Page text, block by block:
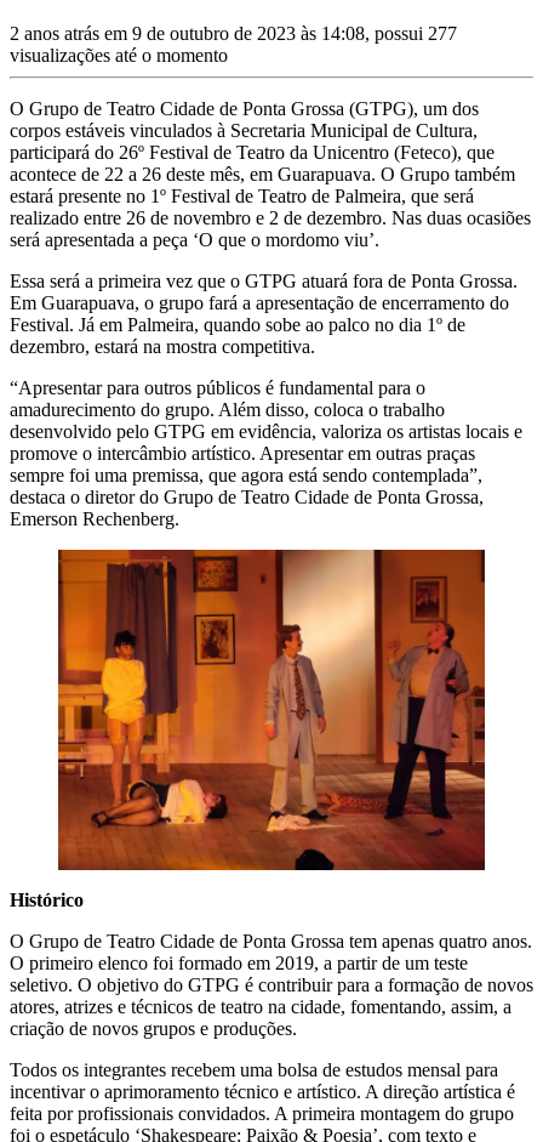
2 anos atrás em 9 de outubro de 2023 às 14:08, possui 277
visualizações até o momento
O Grupo de Teatro Cidade de Ponta Grossa (GTPG), um dos
corpos estáveis vinculados à Secretaria Municipal de Cultura,
participará do 26º Festival de Teatro da Unicentro (Feteco), que
acontece de 22 a 26 deste mês, em Guarapuava. O Grupo também
estará presente no 1º Festival de Teatro de Palmeira, que será
realizado entre 26 de novembro e 2 de dezembro. Nas duas ocasiões
será apresentada a peça ‘O que o mordomo viu’.
Essa será a primeira vez que o GTPG atuará fora de Ponta Grossa.
Em Guarapuava, o grupo fará a apresentação de encerramento do
Festival. Já em Palmeira, quando sobe ao palco no dia 1º de
dezembro, estará na mostra competitiva.
“Apresentar para outros públicos é fundamental para o
amadurecimento do grupo. Além disso, coloca o trabalho
desenvolvido pelo GTPG em evidência, valoriza os artistas locais e
promove o intercâmbio artístico. Apresentar em outras praças
sempre foi uma premissa, que agora está sendo contemplada”,
destaca o diretor do Grupo de Teatro Cidade de Ponta Grossa,
Emerson Rechenberg.
Histórico
O Grupo de Teatro Cidade de Ponta Grossa tem apenas quatro anos.
O primeiro elenco foi formado em 2019, a partir de um teste
seletivo. O objetivo do GTPG é contribuir para a formação de novos
atores, atrizes e técnicos de teatro na cidade, fomentando, assim, a
criação de novos grupos e produções.
Todos os integrantes recebem uma bolsa de estudos mensal para
incentivar o aprimoramento técnico e artístico. A direção artística é
feita por profissionais convidados. A primeira montagem do grupo
foi o espetáculo ‘Shakespeare: Paixão & Poesia’, com texto e